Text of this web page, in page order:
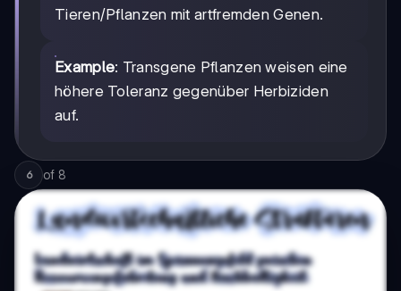
Tieren/Pflanzen mit artfremden Genen.
Example: Transgene Pflanzen weisen eine
höhere Toleranz gegenüber Herbiziden
auf.
6 of 8